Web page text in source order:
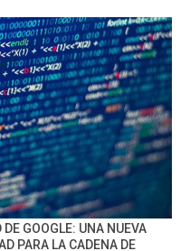
GOOGLE: UNA NUEVA
PARA LA CADENA DE